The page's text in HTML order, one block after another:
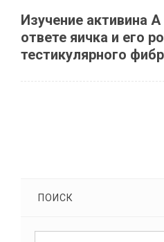
Изучение активина
ответе яичка и его
тестикулярного
ПОИСК